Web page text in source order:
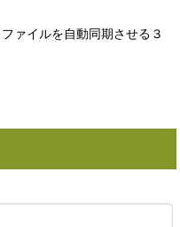
ァイルを自動同期させる３